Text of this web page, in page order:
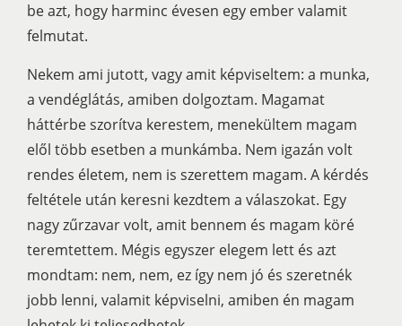
be azt, hogy harminc évesen egy ember valamit
felmutat.
Nekem ami jutott, vagy amit képviseltem: a munka,
a vendéglátás, amiben dolgoztam. Magamat
háttérbe szorítva kerestem, menekültem magam
elől több esetben a munkámba. Nem igazán volt
rendes életem, nem is szerettem magam. A kérdés
feltétele után keresni kezdtem a válaszokat. Egy
nagy zűrzavar volt, amit bennem és magam köré
teremtettem. Mégis egyszer elegem lett és azt
mondtam: nem, nem, ez így nem jó és szeretnék
jobb lenni, valamit képviselni, amiben én magam